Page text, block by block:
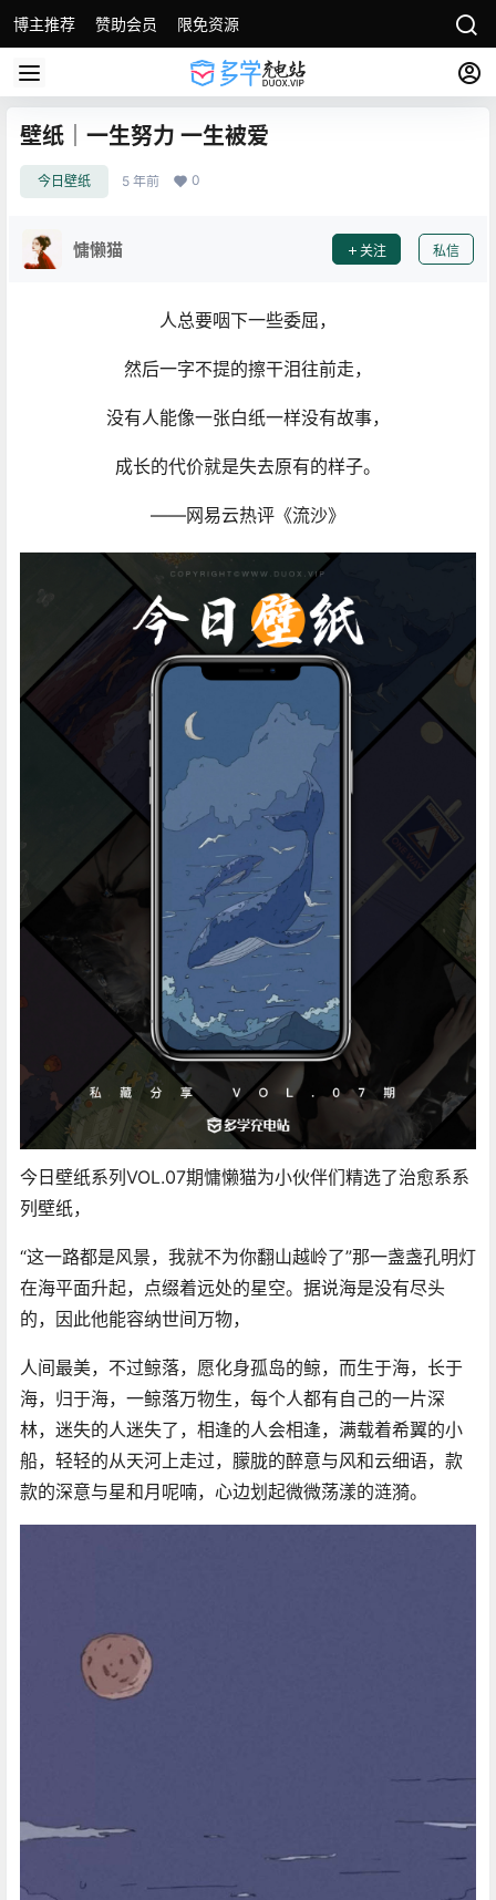
博主推荐 赞助会员 限免资源
壁纸｜一生努力 一生被爱
今日壁纸 5 年前 0
慵懒猫 关注 私信
人总要咽下一些委屈，
然后一字不提的擦干泪往前走，
没有人能像一张白纸一样没有故事，
成长的代价就是失去原有的样子。
——网易云热评《流沙》
今日壁纸系列VOL.07期慵懒猫为小伙伴们精选了治愈系系
列壁纸，
“这一路都是风景，我就不为你翻山越岭了”那一盏盏孔明灯
在海平面升起，点缀着远处的星空。据说海是没有尽头
的，因此他能容纳世间万物，
人间最美，不过鲸落，愿化身孤岛的鲸，而生于海，长于
海，归于海，一鲸落万物生，每个人都有自己的一片深
林，迷失的人迷失了，相逢的人会相逢，满载着希翼的小
船，轻轻的从天河上走过，朦胧的醉意与风和云细语，款
款的深意与星和月呢喃，心边划起微微荡漾的涟漪。